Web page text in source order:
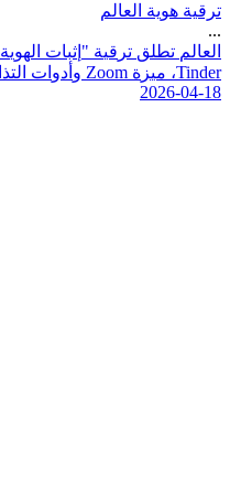
ترقية هوية العالم
...
لعالم تطلق تر قية " ثبات لهوية
Tinder ، ميز ة Zoom و دو ت لتذ
2026-04-18